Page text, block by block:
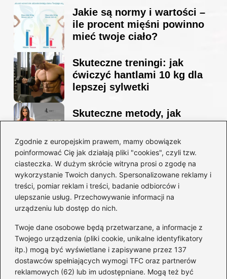
Zgodnie z europejskim prawem, mamy obowiązek
poinformować Cię jak działają pliki "cookies", czyli tzw.
ciasteczka. W dużym skrócie witryna prosi o zgodę na
wykorzystanie Twoich danych. Spersonalizowane reklamy i
treści, pomiar reklam i treści, badanie odbiorców i
ulepszanie usług. Przechowywanie informacji na
urządzeniu lub dostęp do nich.
Twoje dane osobowe będą przetwarzane, a informacje z
Twojego urządzenia (pliki cookie, unikalne identyfikatory
itp.) mogą być wyświetlane i zapisywane przez 137
dostawców spełniających wymogi TFC oraz partnerów
reklamowych (62) lub im udostępniane. Mogą też być
Jakie są normy i wartości –
ile procent mięśni powinno
mieć twoje ciało?
Skuteczne treningi: jak
ćwiczyć hantlami 10 kg dla
lepszej sylwetki
Skuteczne metody, jak
sylwetkę w zaledwie 90 dni
Idealny garnitur: jak dobrać
go do swojej sylwetki?
Kategorie
Dieta i kalorie(221)
Fitness(236)